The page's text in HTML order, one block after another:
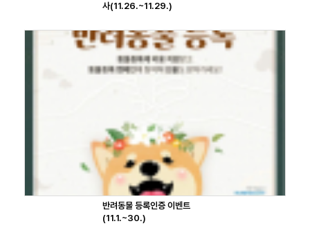
사(11.26.~11.29.)
반려동물 등록인증 이벤트
(11.1.~30.)